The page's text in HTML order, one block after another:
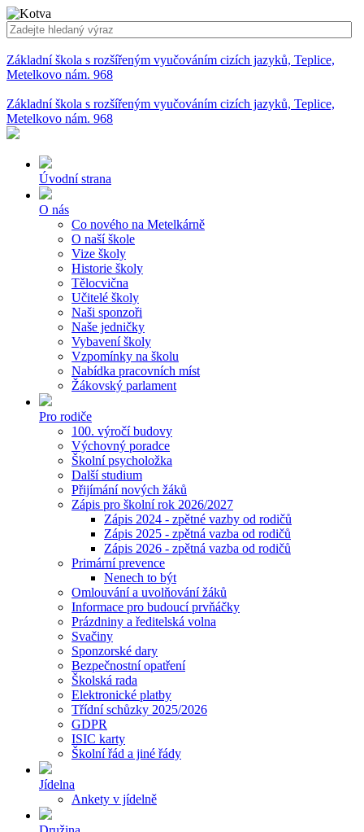
Základní škola s rozšířeným vyučováním cizích jazyků, Teplice,
Metelkovo nám. 968
Základní škola s rozšířeným vyučováním cizích jazyků, Teplice,
Metelkovo nám. 968
Úvodní strana
O nás
Co nového na Metelkárně
O naší škole
Vize školy
Historie školy
Tělocvična
Učitelé školy
Naši sponzoři
Naše jedničky
Vybavení školy
Vzpomínky na školu
Nabídka pracovních míst
Žákovský parlament
Pro rodiče
100. výročí budovy
Výchovný poradce
Školní psycholožka
Další studium
Přijímání nových žáků
Zápis pro školní rok 2026/2027
Zápis 2024 - zpětné vazby od rodičů
Zápis 2025 - zpětná vazba od rodičů
Zápis 2026 - zpětná vazba od rodičů
Primární prevence
Nenech to být
Omlouvání a uvolňování žáků
Informace pro budoucí prvňáčky
Prázdniny a ředitelská volna
Svačiny
Sponzorské dary
Bezpečnostní opatření
Školská rada
Elektronické platby
Třídní schůzky 2025/2026
GDPR
ISIC karty
Školní řád a jiné řády
Jídelna
Ankety v jídelně